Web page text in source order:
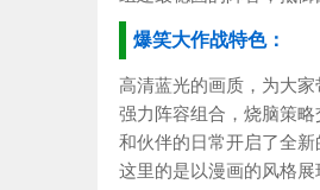
爆笑大作战特色：
高清蓝光的画质，为大家
强力阵容组合，烧脑策
和伙伴的日常开启了全新
这里的是以漫画的风格